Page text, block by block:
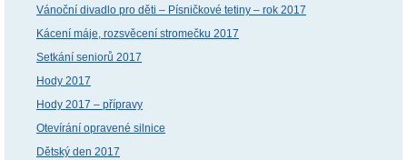
Vánoční divadlo pro děti – Písničkové tetiny – rok 2017
Kácení máje, rozsvěcení stromečku 2017
Setkání seniorů 2017
Hody 2017
Hody 2017 – přípravy
Otevírání opravené silnice
Dětský den 2017